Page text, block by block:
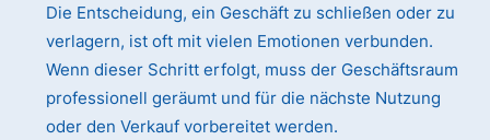
Die Entscheidung, ein Geschäft zu schließen oder zu
verlagern, ist oft mit vielen Emotionen verbunden.
Wenn dieser Schritt erfolgt, muss der Geschäftsraum
professionell geräumt und für die nächste Nutzung
oder den Verkauf vorbereitet werden.